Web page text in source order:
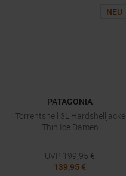
NEU
PATAGONIA
Torrentshell 3L Hardshelljacke
Thin Ice Damen
UVP 199,95 €
139,95 €